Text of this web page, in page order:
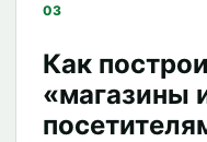
03
Как
«магазины